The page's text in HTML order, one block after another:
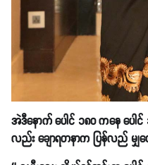
အဲဒီနောက် ပေါင် ၁၈၀ ကနေ ပေ
လည်း ချောရတနာက ပြန်လည် မျှဝ